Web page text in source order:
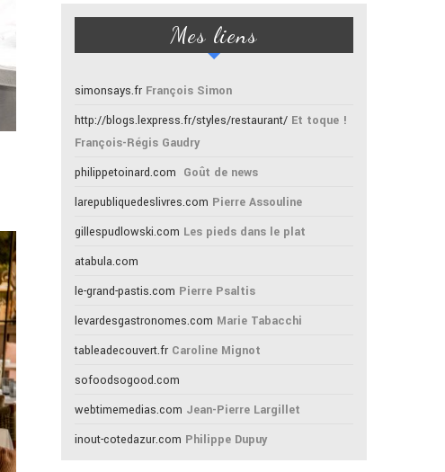
Mes liens
simonsays.fr François Simon
http://blogs.lexpress.fr/styles/restaurant/ Et toque !
François-Régis Gaudry
philippetoinard.com Goût de news
larepubliquedeslivres.com Pierre Assouline
gillespudlowski.com Les pieds dans le plat
atabula.com
le-grand-pastis.com Pierre Psaltis
levardesgastronomes.com Marie Tabacchi
tableadecouvert.fr Caroline Mignot
sofoodsogood.com
webtimemedias.com Jean-Pierre Largillet
inout-cotedazur.com Philippe Dupuy